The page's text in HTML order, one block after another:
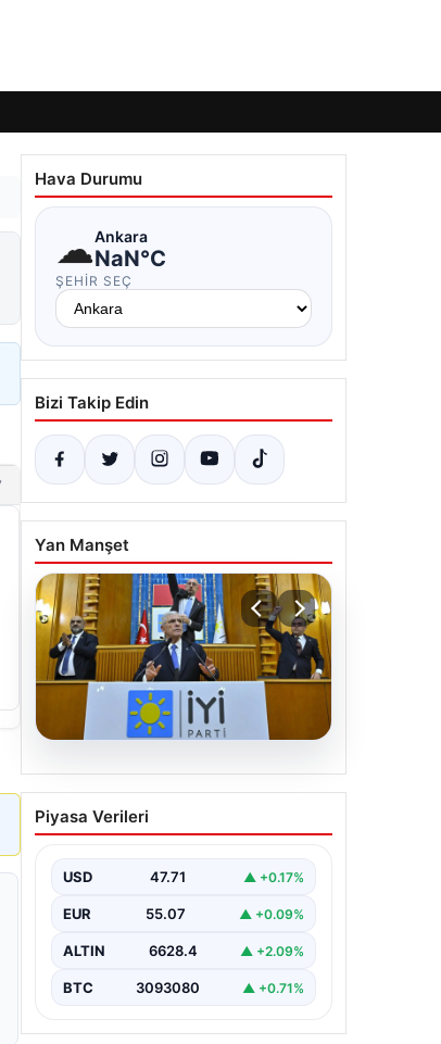
Hava Durumu
☁Ankara
NaN°C
ŞEHIR SEÇ
Bizi Takip Edin
Yan Manşet
06.08.2026
İYİ Parti’den ‘çerçeve
yasa’ teklifi için Anayasa
Piyasa Verileri
USD 47.71 ▲ +0.17%
EUR 55.07 ▲ +0.09%
ALTIN 6628.4 ▲ +2.09%
BTC 3093080 ▲ +0.71%